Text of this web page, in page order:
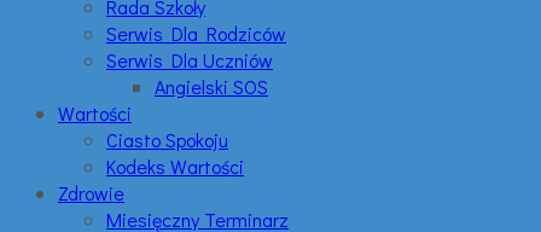
Rada Szkoły
Serwis Dla Rodziców
Serwis Dla Uczniów
Angielski SOS
Wartości
Ciasto Spokoju
Kodeks Wartości
Zdrowie
Miesięczny Terminarz